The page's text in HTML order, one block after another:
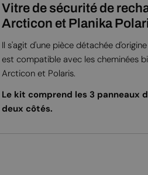
Vitre de sécurité de
Arcticon et Planika
Il s'agit d'une pièce détachée
est compatible avec les cheminées
Arcticon et Polaris.
Le kit comprend les 3 panneaux
deux côtés.